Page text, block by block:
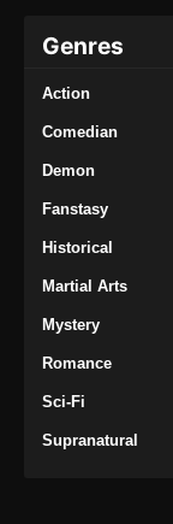
Genres
Action
Comedian
Demon
Fanstasy
Historical
Martial Arts
Mystery
Romance
Sci-Fi
Supranatural